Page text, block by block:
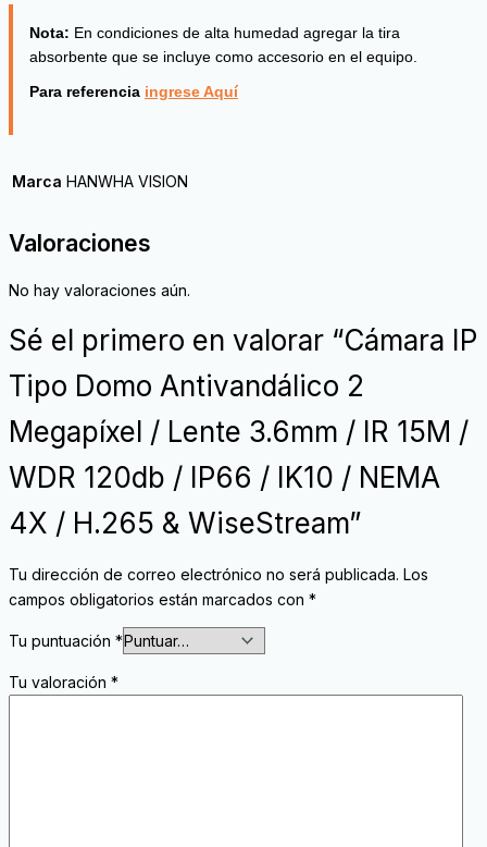
Nota: En condiciones de alta humedad agregar la tira
absorbente que se incluye como accesorio en el equipo.
Para referencia ingrese Aquí
Marca HANWHA VISION
Valoraciones
No hay valoraciones aún.
Sé el primero en valorar “Cámara IP
Tipo Domo Antivandálico 2
Megapíxel / Lente 3.6mm / IR 15M /
WDR 120db / IP66 / IK10 / NEMA
4X / H.265 & WiseStream”
Tu dirección de correo electrónico no será publicada. Los
campos obligatorios están marcados con *
Tu puntuación *
Tu valoración *